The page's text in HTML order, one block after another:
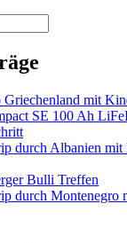
Griechenland mit
SE 100 Ah
durch Albanien
Bulli Treffen
durch Montenegro